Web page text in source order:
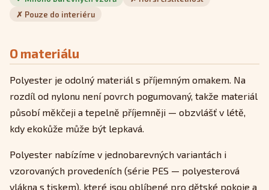
✗ Pouze do interiéru
O materiálu
Polyester je odolný materiál s příjemným omakem. Na
rozdíl od nylonu není povrch pogumovaný, takže materiál
působí měkčeji a tepelně příjemněji — obzvlášť v létě,
kdy ekokůže může být lepkavá.
Polyester nabízíme v jednobarevných variantách i
vzorovaných provedeních (série PES — polyesterová
vlákna s tiskem), které jsou oblíbené pro dětské pokoje a